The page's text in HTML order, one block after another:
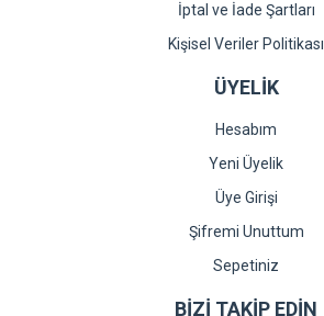
İptal ve İade Şartları
Kişisel Veriler Politikası
ÜYELİK
Hesabım
Yeni Üyelik
Üye Girişi
Şifremi Unuttum
Sepetiniz
BİZİ TAKİP EDİN